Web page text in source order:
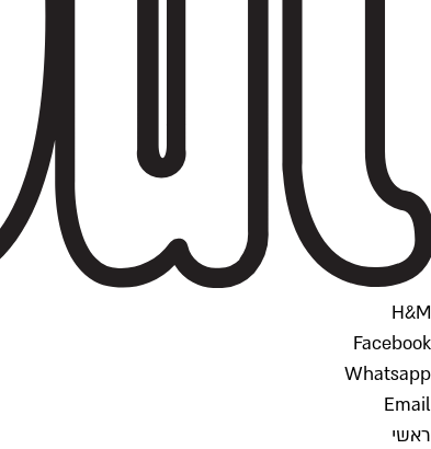
H&M
Facebook
Whatsapp
Email
ראשי